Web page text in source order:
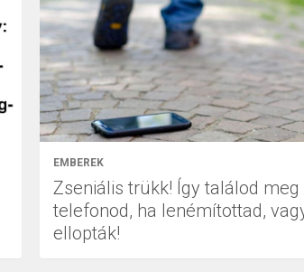
EMBEREK
Zseniális trükk! Így találod meg
telefonod, ha lenémítottad,
ellopták!